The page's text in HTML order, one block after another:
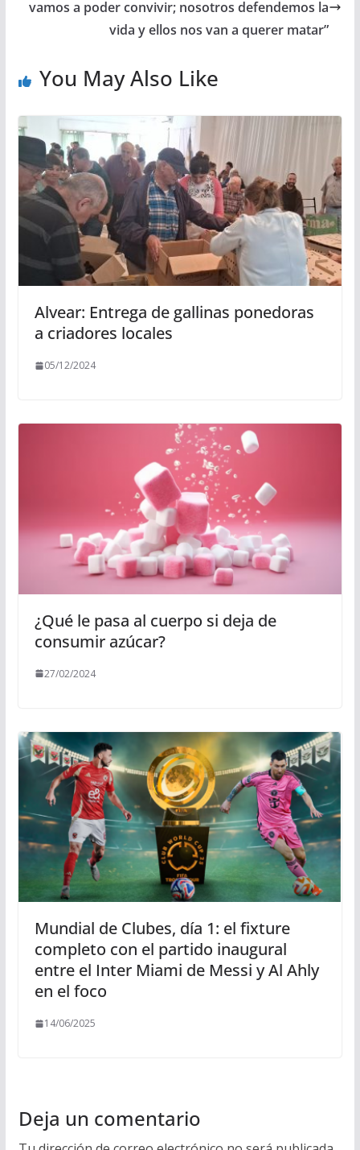
vamos a poder convivir; nosotros defendemos la
vida y ellos nos van a querer matar”
You May Also Like
Alvear: Entrega de gallinas ponedoras
a criadores locales
05/12/2024
¿Qué le pasa al cuerpo si deja de
consumir azúcar?
27/02/2024
Mundial de Clubes, día 1: el fixture
completo con el partido inaugural
entre el Inter Miami de Messi y Al Ahly
en el foco
14/06/2025
Deja un comentario